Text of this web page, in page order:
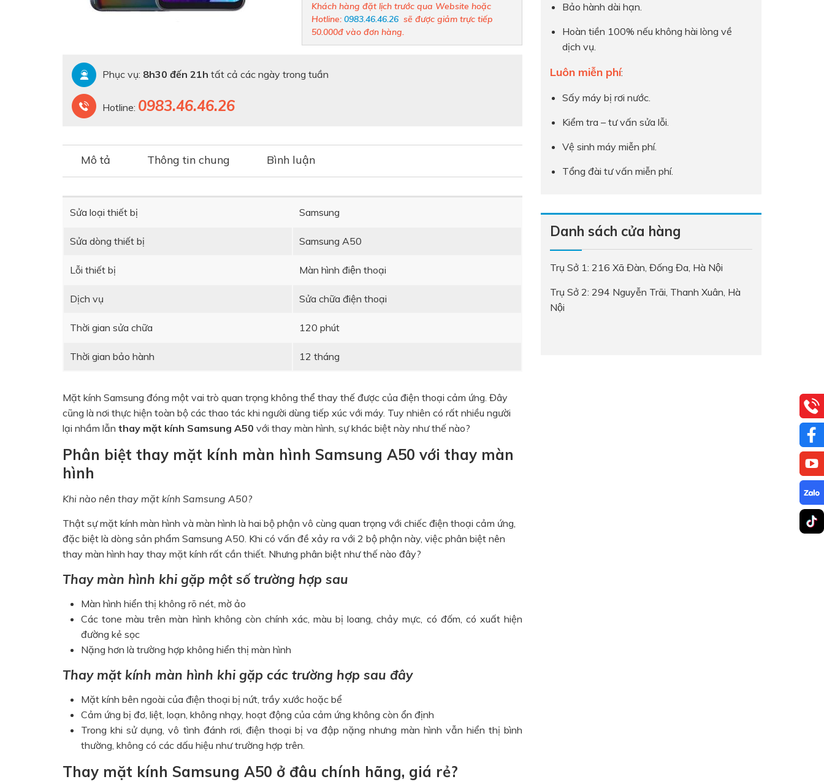
Khách hàng đặt lịch trước qua Website hoặc
Hotline: 0983.46.46.26 sẽ được giảm trực tiếp
50.000đ vào đơn hàng.
Phục vụ: 8h30 đến 21h tất cả các ngày trong tuần
Hotline: 0983.46.46.26
Mô tả Thông tin chung Bình luận
Sửa loại thiết bị Samsung
Sửa dòng thiết bị Samsung A50
Lỗi thiết bị Màn hình điện thoại
Dịch vụ Sửa chữa điện thoại
Thời gian sửa chữa 120 phút
Thời gian bảo hành 12 tháng
Mặt kính Samsung đóng một vai trò quan trọng không thể thay thế được của điện thoại cảm ứng. Đây
cũng là nơi thực hiện toàn bộ các thao tác khi người dùng tiếp xúc với máy. Tuy nhiên có rất nhiều người
lại nhầm lẫn thay mặt kính Samsung A50 với thay màn hình, sự khác biệt này như thế nào?
Phân biệt thay mặt kính màn hình Samsung A50 với thay màn
hình
Khi nào nên thay mặt kính Samsung A50?
Thật sự mặt kính màn hình và màn hình là hai bộ phận vô cùng quan trọng với chiếc điện thoại cảm ứng,
đặc biệt là dòng sản phẩm Samsung A50. Khi có vấn đề xảy ra với 2 bộ phận này, việc phân biệt nên
thay màn hình hay thay mặt kính rất cần thiết. Nhưng phân biệt như thế nào đây?
Thay màn hình khi gặp một số trường hợp sau
Màn hình hiển thị không rõ nét, mờ ảo
Các tone màu trên màn hình không còn chính xác, màu bị loang, chảy mực, có đốm, có xuất hiện
đường kẻ sọc
Nặng hơn là trường hợp không hiển thị màn hình
Thay mặt kính màn hình khi gặp các trường hợp sau đây
Mặt kính bên ngoài của điện thoại bị nứt, trầy xước hoặc bể
Cảm ứng bị đơ, liệt, loạn, không nhạy, hoạt động của cảm ứng không còn ổn định
Trong khi sử dụng, vô tình đánh rơi, điện thoại bị va đập nặng nhưng màn hình vẫn hiển thị bình
thường, không có các dấu hiệu như trường hợp trên.
Thay mặt kính Samsung A50 ở đâu chính hãng, giá rẻ?
Bảo hành dài hạn.
Hoàn tiền 100% nếu không hài lòng về
dịch vụ.
Luôn miễn phí:
Sấy máy bị rơi nước.
Kiểm tra – tư vấn sửa lỗi.
Vệ sinh máy miễn phí.
Tổng đài tư vấn miễn phí.
Danh sách cửa hàng
Trụ Sở 1: 216 Xã Đàn, Đống Đa, Hà Nội
Trụ Sở 2: 294 Nguyễn Trãi, Thanh Xuân, Hà
Nội